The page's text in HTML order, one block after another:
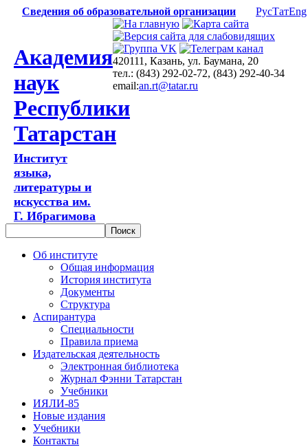
Сведения об образовательной организации РусТатEng
Академия
наук
Республики
Татарстан
Институт
языка,
литературы и
искусства им.
Г. Ибрагимова
420111, Казань, ул. Баумана, 20
тел.: (843) 292-02-72, (843) 292-40-34
email:an.rt@tatar.ru
Об институте
Общая информация
История института
Документы
Структура
Аспирантура
Специальности
Правила приема
Издательская деятельность
Электронная библиотека
Журнал Фэнни Татарстан
Учебники
ИЯЛИ-85
Новые издания
Учебники
Контакты